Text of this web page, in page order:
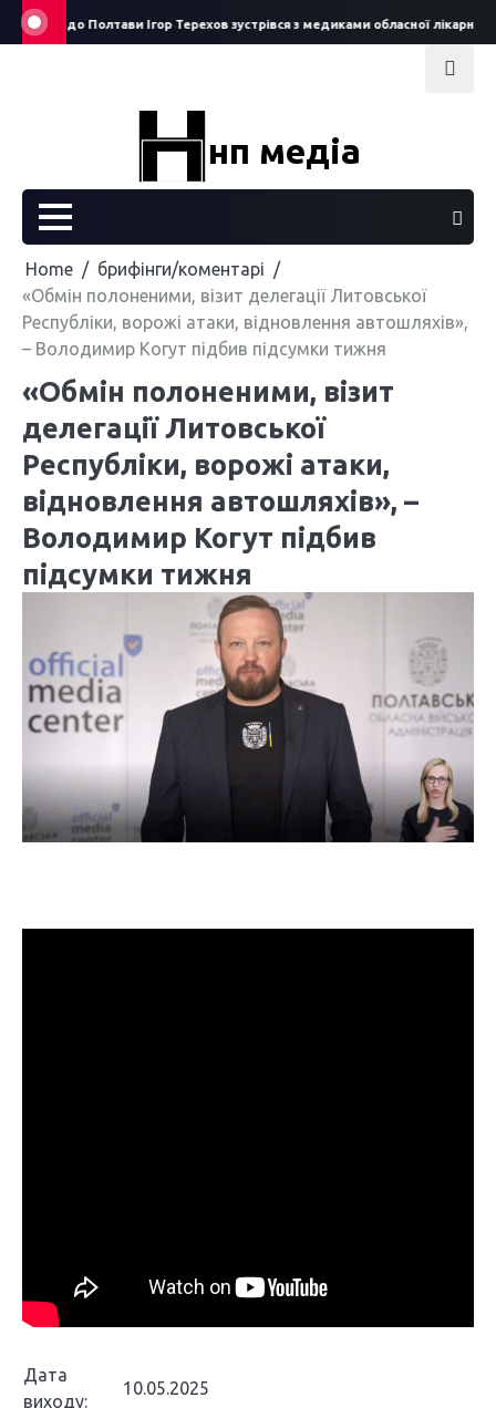
Skip
до Полтави Ігор Терехов зустрівся з медиками обласної лікарні: про
нп медіа
Home
брифінги/коментарі
«Обмін полоненими, візит делегації Литовської
Республіки, ворожі атаки, відновлення автошляхів»,
– Володимир Когут підбив підсумки тижня
«Обмін полоненими, візит
делегації Литовської
Республіки, ворожі атаки,
відновлення автошляхів», –
Володимир Когут підбив
підсумки тижня
Дата
виходу:
10.05.2025